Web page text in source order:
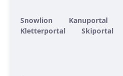
Snowlion
Kanuportal
Kletterportal
Skiportal